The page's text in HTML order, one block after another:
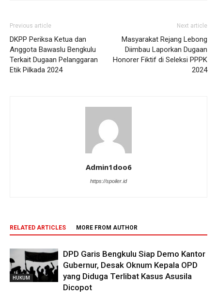
Previous article
DKPP Periksa Ketua dan
Anggota Bawaslu Bengkulu
Terkait Dugaan Pelanggaran
Etik Pilkada 2024
Next article
Masyarakat Rejang Lebong
Diimbau Laporkan Dugaan
Honorer Fiktif di Seleksi PPPK
2024
Admin1doo6
https://spoiler.id
RELATED ARTICLES MORE FROM AUTHOR
HUKUM
DPD Garis Bengkulu Siap Demo Kantor
Gubernur, Desak Oknum Kepala OPD
yang Diduga Terlibat Kasus Asusila
Dicopot